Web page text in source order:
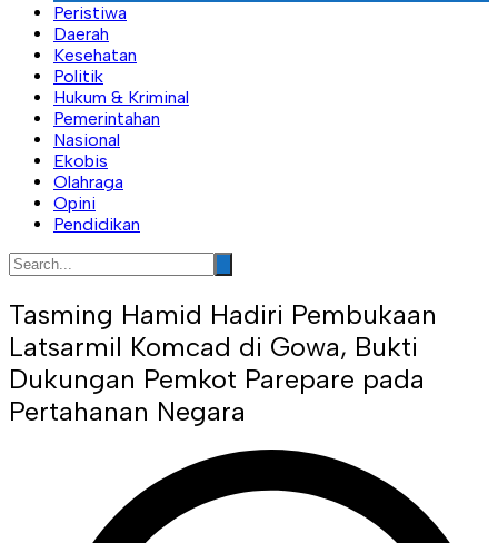
Peristiwa
Daerah
Kesehatan
Politik
Hukum & Kriminal
Pemerintahan
Nasional
Ekobis
Olahraga
Opini
Pendidikan
Tasming Hamid Hadiri Pembukaan
Latsarmil Komcad di Gowa, Bukti
Dukungan Pemkot Parepare pada
Pertahanan Negara